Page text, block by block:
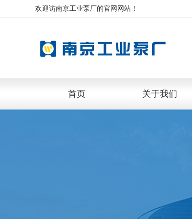
欢迎访南京工业泵厂的官网网站！
首页 关于我们